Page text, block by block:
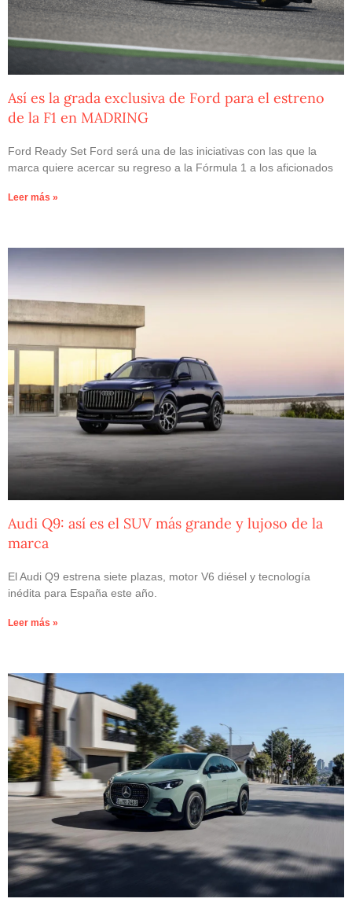
Así es la grada exclusiva de Ford para el estreno
de la F1 en MADRING
Ford Ready Set Ford será una de las iniciativas con las que la
marca quiere acercar su regreso a la Fórmula 1 a los aficionados
Leer más »
Audi Q9: así es el SUV más grande y lujoso de la
marca
El Audi Q9 estrena siete plazas, motor V6 diésel y tecnología
inédita para España este año.
Leer más »